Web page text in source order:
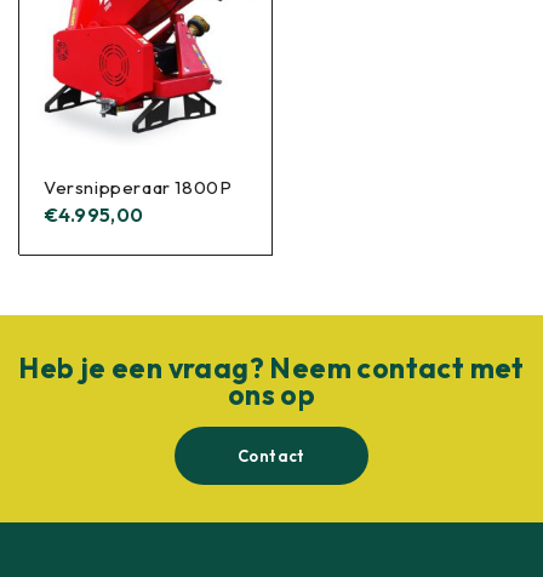
Versnipperaar 1800P
€4.995,00
Heb je een vraag? Neem contact met
ons op
Contact